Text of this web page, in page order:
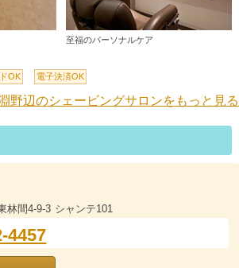
至福のパーソナルケア
OK 電子決済OK
野辺のシェービングサロンをもっと見る
林間4-9-3 シャンテ101
4457